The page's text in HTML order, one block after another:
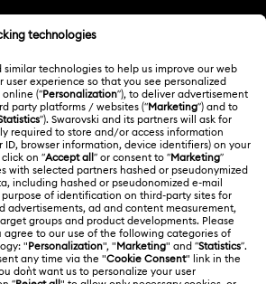
(SCS)
대한민국
한국어
English